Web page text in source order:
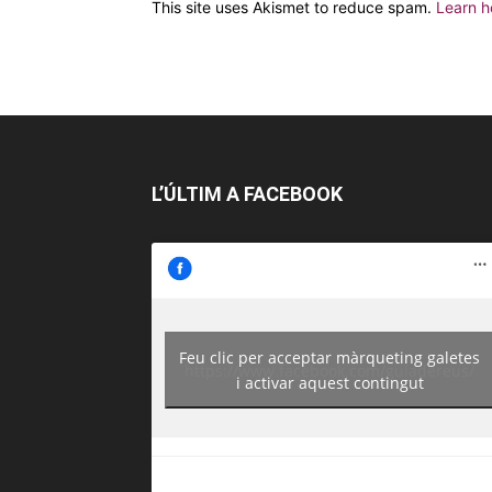
This site uses Akismet to reduce spam. Learn
L’ÚLTIM A FACEBOOK
https://www.facebook.com/guiadereus/
Feu clic per acceptar màrqueting galetes
i activar aquest contingut